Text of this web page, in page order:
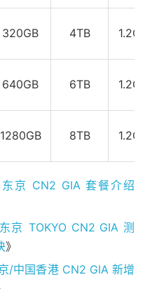
320GB 4TB
640GB 6TB
1280GB 8TB
京 CN2 GIA 套餐介绍
京 TOKYO CN2 GIA 测
》
/中国香港 CN2 GIA 新增